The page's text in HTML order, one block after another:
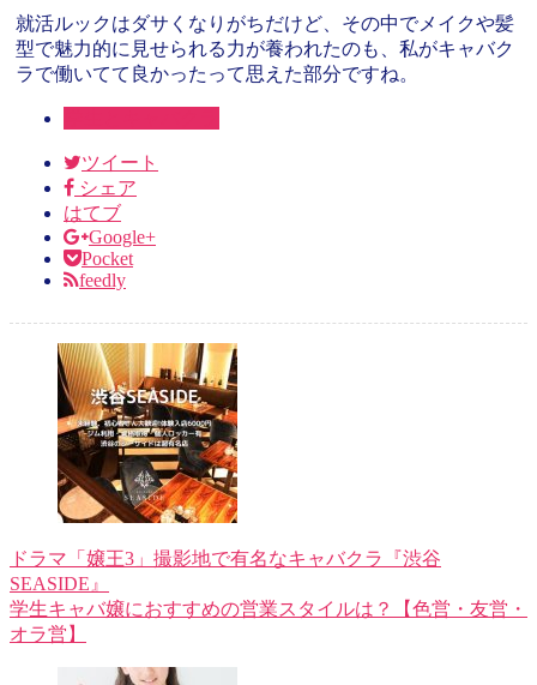
就活ルックはダサくなりがちだけど、その中でメイクや髪
型で魅力的に見せられる力が養われたのも、私がキャバク
ラで働いてて良かったって思えた部分ですね。
ツイート
シェア
はてブ
Google+
Pocket
feedly
ドラマ「嬢王3」撮影地で有名なキャバクラ『渋谷
SEASIDE』
学生キャバ嬢におすすめの営業スタイルは？【色営・友営・
オラ営】